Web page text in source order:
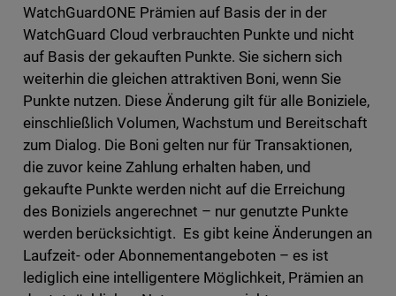
WatchGuardONE Prämien auf Basis der in der
WatchGuard Cloud verbrauchten Punkte und nicht
auf Basis der gekauften Punkte. Sie sichern sich
weiterhin die gleichen attraktiven Boni, wenn Sie
Punkte nutzen. Diese Änderung gilt für alle Boniziele,
einschließlich Volumen, Wachstum und Bereitschaft
zum Dialog. Die Boni gelten nur für Transaktionen,
die zuvor keine Zahlung erhalten haben, und
gekaufte Punkte werden nicht auf die Erreichung
des Boniziels angerechnet – nur genutzte Punkte
werden berücksichtigt. Es gibt keine Änderungen an
Laufzeit- oder Abonnementangeboten – es ist
lediglich eine intelligentere Möglichkeit, Prämien an